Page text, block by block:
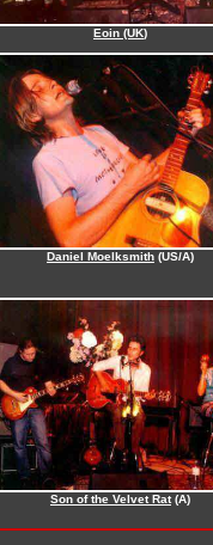
Eoin (UK)
Daniel Moelksmith (US/A)
Son of the Velvet Rat(A)